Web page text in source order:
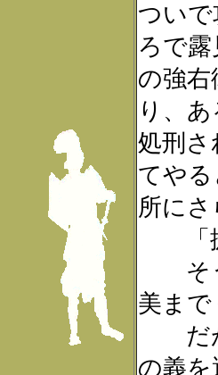
つい
ろで
の強
り、
処刑
てや
所にさ
「援
そう
美まで
だが
の義を